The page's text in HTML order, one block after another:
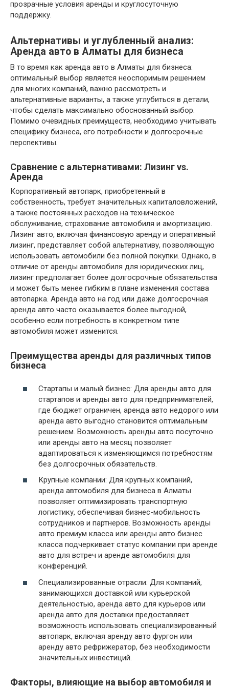
прозрачные условия аренды и круглосуточную
поддержку.
Альтернативы и углубленный анализ:
Аренда авто в Алматы для бизнеса
В то время как аренда авто в Алматы для бизнеса:
оптимальный выбор является неоспоримым решением
для многих компаний, важно рассмотреть и
альтернативные варианты, а также углубиться в детали,
чтобы сделать максимально обоснованный выбор.
Помимо очевидных преимуществ, необходимо учитывать
специфику бизнеса, его потребности и долгосрочные
перспективы.
Сравнение с альтернативами: Лизинг vs.
Аренда
Корпоративный автопарк, приобретенный в
собственность, требует значительных капиталовложений,
а также постоянных расходов на техническое
обслуживание, страхование автомобиля и амортизацию.
Лизинг авто, включая финансовую аренду и оперативный
лизинг, представляет собой альтернативу, позволяющую
использовать автомобили без полной покупки. Однако, в
отличие от аренды автомобиля для юридических лиц,
лизинг предполагает более долгосрочные обязательства
и может быть менее гибким в плане изменения состава
автопарка. Аренда авто на год или даже долгосрочная
аренда авто часто оказывается более выгодной,
особенно если потребность в конкретном типе
автомобиля может изменится.
Преимущества аренды для различных типов
бизнеса
Стартапы и малый бизнес: Для аренды авто для
стартапов и аренды авто для предпринимателей,
где бюджет ограничен, аренда авто недорого или
аренда авто выгодно становится оптимальным
решением. Возможность аренды авто посуточно
или аренды авто на месяц позволяет
адаптироваться к изменяющимся потребностям
без долгосрочных обязательств.
Крупные компании: Для крупных компаний,
аренда автомобиля для бизнеса в Алматы
позволяет оптимизировать транспортную
логистику, обеспечивая бизнес-мобильность
сотрудников и партнеров. Возможность аренды
авто премиум класса или аренды авто бизнес
класса подчеркивает статус компании при аренде
авто для встреч и аренде автомобиля для
конференций.
Специализированные отрасли: Для компаний,
занимающихся доставкой или курьерской
деятельностью, аренда авто для курьеров или
аренда авто для доставки предоставляет
возможность использовать специализированный
автопарк, включая аренду авто фургон или
аренду авто рефрижератор, без необходимости
значительных инвестиций.
Факторы, влияющие на выбор автомобиля и